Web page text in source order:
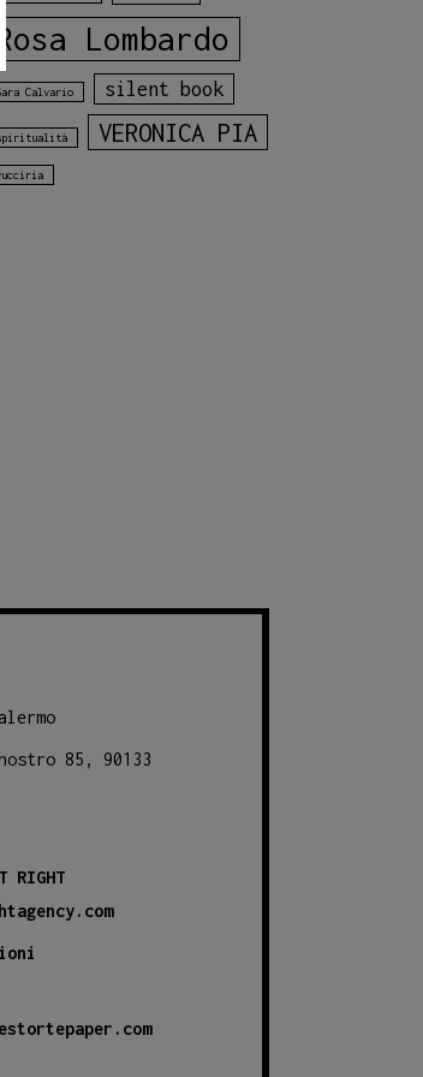
Rosa Lombardo
Calvario silent book
VERONICA PIA
85, 90133
RIGHT